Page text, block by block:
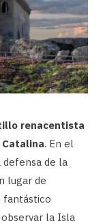
renacentista
. En el
defensa de la
lugar de
fantástico
la Isla